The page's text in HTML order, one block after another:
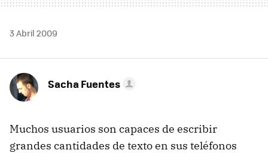
3 Abril 2009
Sacha Fuentes
Muchos usuarios son capaces de escribir
grandes cantidades de texto en sus teléfonos